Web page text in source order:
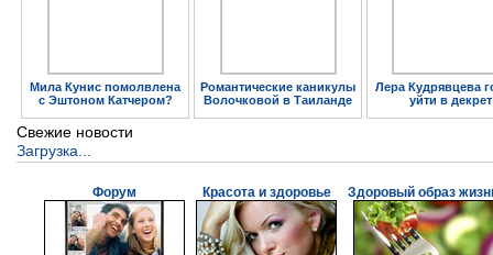
Мила Кунис помолвлена
с Эштоном Катчером?
Романтические каникулы
Волочковой в Таиланде
Лера Кудрявцева
уйти в декрет
Свежие новости
Загрузка...
Форум Красота и здоровье Здоровый образ